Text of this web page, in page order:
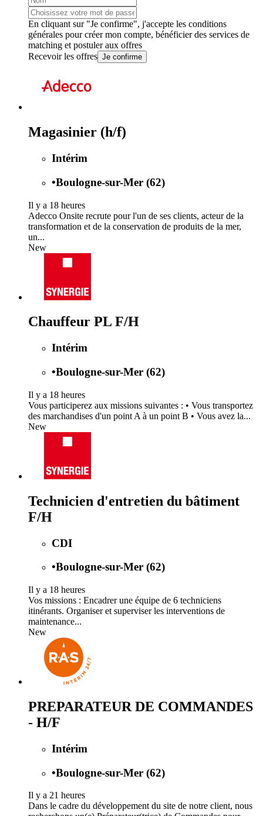
En cliquant sur "Je confirme", j'accepte les conditions
générales pour créer mon compte, bénéficier des services de
matching et postuler aux offres
Recevoir les offres Je confirme
Magasinier (h/f)
Intérim
•Boulogne-sur-Mer (62)
Il y a 18 heures
Adecco Onsite recrute pour l'un de ses clients, acteur de la
transformation et de la conservation de produits de la mer,
un...
New
Chauffeur PL F/H
Intérim
•Boulogne-sur-Mer (62)
Il y a 18 heures
Vous participerez aux missions suivantes : • Vous transportez
des marchandises d'un point A à un point B • Vous avez la...
New
Technicien d'entretien du bâtiment
F/H
CDI
•Boulogne-sur-Mer (62)
Il y a 18 heures
Vos missions : Encadrer une équipe de 6 techniciens
itinérants. Organiser et superviser les interventions de
maintenance...
New
PREPARATEUR DE COMMANDES
- H/F
Intérim
•Boulogne-sur-Mer (62)
Il y a 21 heures
Dans le cadre du développement du site de notre client, nous